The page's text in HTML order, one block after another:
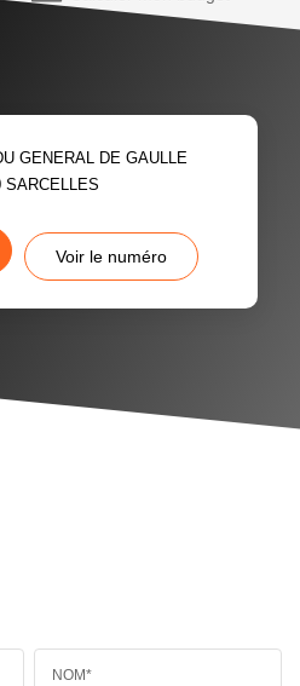
GENERAL DE GAULLE
SARCELLES
Voir le numéro
NOM*